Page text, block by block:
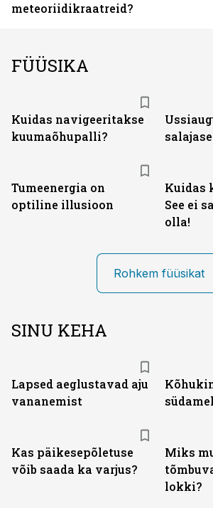
meteoriidikraatreid?
FÜÜSIKA
Kuidas navigeeritakse
kuumaõhupalli?
Tumeenergia on
optiline illusioon
Kuidas
See ei
olla!
Rohkem füüsikat
SINU KEHA
Lapsed aeglustavad aju
vananemist
Kas päikesepõletuse
võib saada ka varjus?
Miks
lokki?